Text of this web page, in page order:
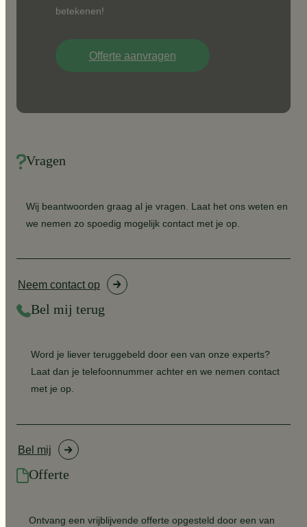
betekenen!
Offerte aanvragen
Vragen
Wij beantwoorden graag al je vragen. Laat het ons weten en
we nemen zo spoedig mogelijk contact met je op.
Neem contact op
Bel mij terug
Word je liever teruggebeld door een van onze experts?
Laat dan je telefoonnummer achter en we nemen contact
met je op.
Bel mij
Offerte
Ontvang een vrijblijvende offerte opgesteld door een van